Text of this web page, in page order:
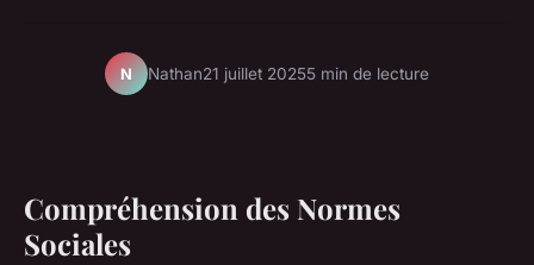
N Nathan21 juillet 20255 min de lecture
Compréhension des Normes
Sociales